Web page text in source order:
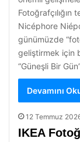
Fotoğrafçılığın
Nicéphore
günümüzde
geliştirmek için
“Güneşli Bir
Devamını
12 Temmuz
IKEA